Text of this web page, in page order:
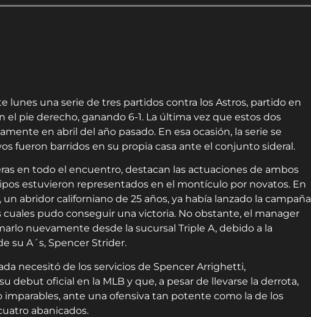
lunes una serie de tres partidos contra los Astros, partido en
pie derecho, ganando 6-1. La última vez que estos dos
en abril del año pasado. En esa ocasión, la serie se
fueron barridos en su propia casa ante el conjunto sideral.
en todo el encuentro, destacan las actuaciones de ambos
estuvieron representados en el montículo por novatos. En
un abridor californiano de 25 años, ya había lanzado la campaña
cuales pudo conseguir una victoria. No obstante, el manager
nuevamente desde la sucursal Triple A, debido a la
su A´s, Spencer Strider.
necesitó de los servicios de Spencer Arrighetti,
debut oficial en la MLB y que, a pesar de llevarse la derrota,
imparables, ante una ofensiva tan potente como la de los
abanicados.